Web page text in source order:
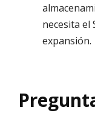
necesita el
expansión.